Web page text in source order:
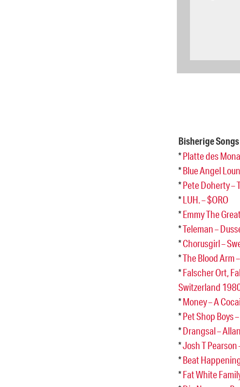
Bisherige
*Platte des
*Blue Angel
*Pete Doherty –
*LUH. – $ORO
*Emmy The
*Teleman –
*Chorusgirl –
*The Blood Arm
*Falscher Ort,
Switzerland
*Money – A
*Pet Shop Boys
*Drangsal –
*Josh T Pearson
*Beat
*Fat White